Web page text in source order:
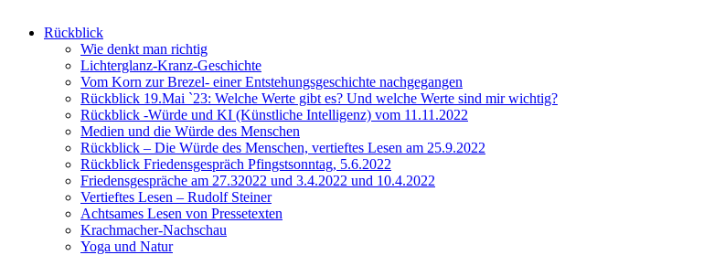
Rückblick
Wie denkt man richtig
Lichterglanz-Kranz-Geschichte
Vom Korn zur Brezel- einer Entstehungsgeschichte nachgegangen
Rückblick 19.Mai `23: Welche Werte gibt es? Und welche Werte sind mir wichtig?
Rückblick -Würde und KI (Künstliche Intelligenz) vom 11.11.2022
Medien und die Würde des Menschen
Rückblick – Die Würde des Menschen, vertieftes Lesen am 25.9.2022
Rückblick Friedensgespräch Pfingstsonntag, 5.6.2022
Friedensgespräche am 27.32022 und 3.4.2022 und 10.4.2022
Vertieftes Lesen – Rudolf Steiner
Achtsames Lesen von Pressetexten
Krachmacher-Nachschau
Yoga und Natur